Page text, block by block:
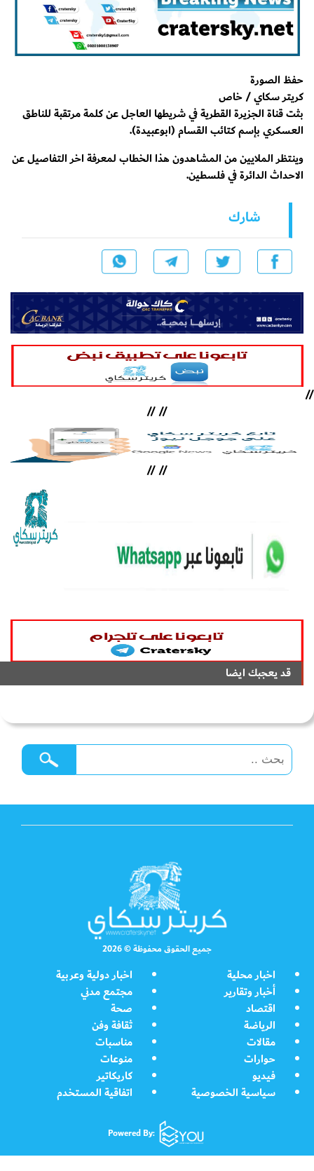
حفظ الصورة
كريتر سكاي / خاص
بثت قناة الجزيرة القطرية في شريطها العاجل عن كلمة مرتقبة للناطق
العسكري بإسم كتائب القسام (ابوعبيدة).
وينتظر الملايين من المشاهدون هذا الخطاب لمعرفة اخر التفاصيل عن
الاحداث الدائرة في فلسطين.
شارك
//
//
//
//
//
قد يعجبك ايضا
جميع الحقوق محفوظة © 2026
اخبار محلية
اخبار دولية وعربية
أخبار وتقارير
مجتمع مدني
اقتصاد
صحة
الرياضة
ثقافة وفن
مقالات
مناسبات
حوارات
منوعات
فيديو
كاريكاتير
سياسية الخصوصية
اتفاقية المستخدم
Powered By: